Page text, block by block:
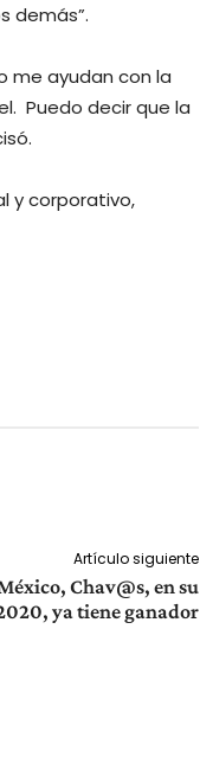
demás”.
me ayudan con la
Puedo decir que la
y corporativo,
Artículo siguiente
Chav@s, en su
ya tiene ganador